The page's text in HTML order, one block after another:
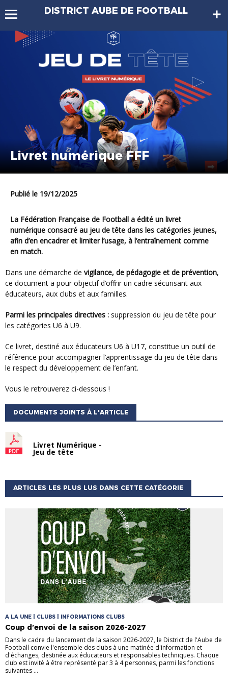
DISTRICT AUBE DE FOOTBALL
Livret numérique FFF
Publié le 19/12/2025
La Fédération Française de Football a édité un livret
numérique consacré au jeu de tête dans les catégories jeunes,
afin d’en encadrer et limiter l’usage, à l’entraînement comme
en match.
Dans une démarche de vigilance, de pédagogie et de prévention,
ce document a pour objectif d’offrir un cadre sécurisant aux
éducateurs, aux clubs et aux familles.
Parmi les principales directives : suppression du jeu de tête pour
les catégories U6 à U9.
Ce livret, destiné aux éducateurs U6 à U17, constitue un outil de
référence pour accompagner l’apprentissage du jeu de tête dans
le respect du développement de l’enfant.
Vous le retrouverez ci-dessous !
DOCUMENTS JOINTS À L'ARTICLE
Livret Numérique -
Jeu de tête
ARTICLES LES PLUS LUS DANS CETTE CATÉGORIE
A LA UNE | CLUBS | INFORMATIONS CLUBS
Coup d’envoi de la saison 2026-2027
Dans le cadre du lancement de la saison 2026-2027, le District de l'Aube de
Football convie l'ensemble des clubs à une matinée d'information et
d'échanges, destinée aux éducateurs et responsables techniques. Chaque
club est invité à être représenté par 3 à 4 personnes, parmi les fonctions
suivantes ...